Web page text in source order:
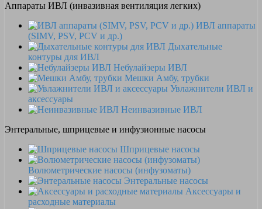
Аппараты ИВЛ (инвазивная вентиляция легких)
ИВЛ аппараты
(SIMV, PSV, PCV и др.)
Дыхательные
контуры для ИВЛ
Небулайзеры ИВЛ
Мешки Амбу, трубки
Увлажнители ИВЛ и
аксессуары
Неинвазивные ИВЛ
Энтеральные, шприцевые и инфузионные насосы
Шприцевые насосы
Волюметрические насосы (инфузоматы)
Энтеральные насосы
Аксессуары и
расходные материалы